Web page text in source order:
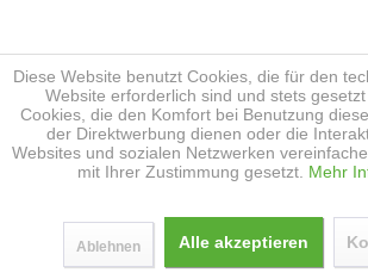
Diese Website benutzt Cookies, die für den
Website erforderlich sind und stets
Cookies, die den Komfort bei Benutzung
der Direktwerbung dienen oder die
Websites und sozialen Netzwerken
mit Ihrer Zustimmung gesetzt. Mehr
Ablehnen Alle akzeptieren